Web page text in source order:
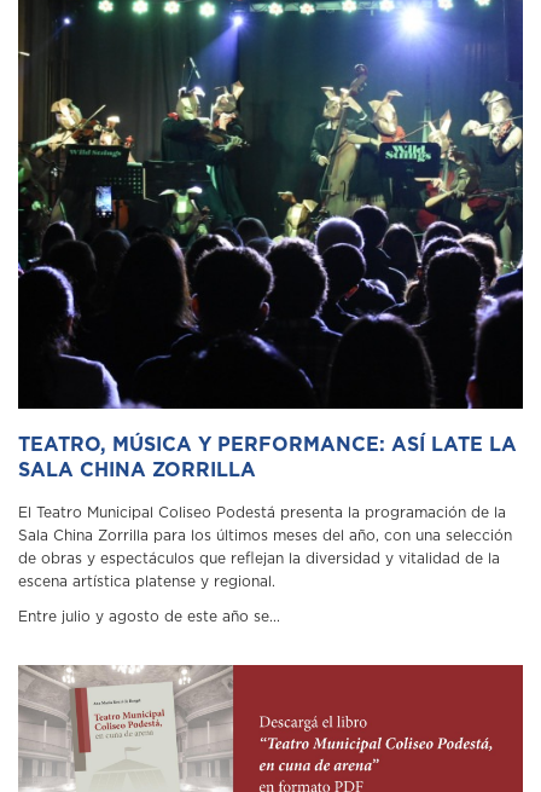
TEATRO, MÚSICA Y PERFORMANCE: ASÍ LATE LA
SALA CHINA ZORRILLA
El Teatro Municipal Coliseo Podestá presenta la programación de la
Sala China Zorrilla para los últimos meses del año, con una selección
de obras y espectáculos que reflejan la diversidad y vitalidad de la
escena artística platense y regional.
Entre julio y agosto de este año se...